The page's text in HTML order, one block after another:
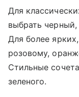
Для
выбрать
Для более
розовому,
Стильные
зеленого.